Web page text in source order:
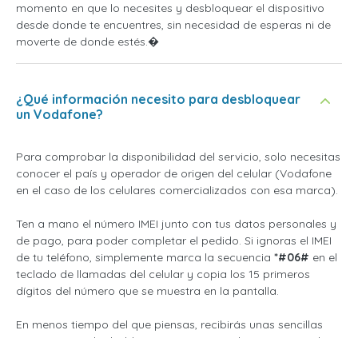
momento en que lo necesites y desbloquear el dispositivo
desde donde te encuentres, sin necesidad de esperas ni de
moverte de donde estés.�
¿Qué información necesito para desbloquear
un Vodafone?
Para comprobar la disponibilidad del servicio, solo necesitas
conocer el país y operador de origen del celular (Vodafone
en el caso de los celulares comercializados con esa marca).
Ten a mano el número IMEI junto con tus datos personales y
de pago, para poder completar el pedido. Si ignoras el IMEI
de tu teléfono, simplemente marca la secuencia *#06# en el
teclado de llamadas del celular y copia los 15 primeros
dígitos del número que se muestra en la pantalla.
En menos tiempo del que piensas, recibirás unas sencillas